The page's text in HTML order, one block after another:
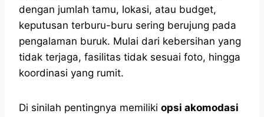
dengan jumlah tamu, lokasi, atau budget,
keputusan terburu-buru sering berujung pada
pengalaman buruk. Mulai dari kebersihan yang
tidak terjaga, fasilitas tidak sesuai foto, hingga
koordinasi yang rumit.
Di sinilah pentingnya memiliki opsi akomodasi